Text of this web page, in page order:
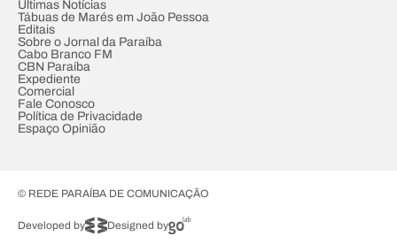
Últimas Notícias
Tábuas de Marés em João Pessoa
Editais
Sobre o Jornal da Paraíba
Cabo Branco FM
CBN Paraíba
Expediente
Comercial
Fale Conosco
Política de Privacidade
Espaço Opinião
© REDE PARAÍBA DE COMUNICAÇÃO
Developed by Designed by